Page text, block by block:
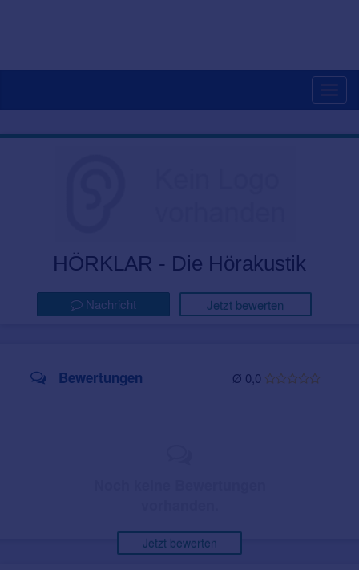
HÖRKLAR - Die Hörakustik
Nachricht Jetzt bewerten
Ø 0,0
Bewertungen
Jetzt bewerten